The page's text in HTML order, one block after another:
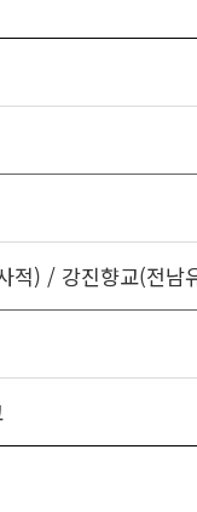
적) / 강진향교(전남